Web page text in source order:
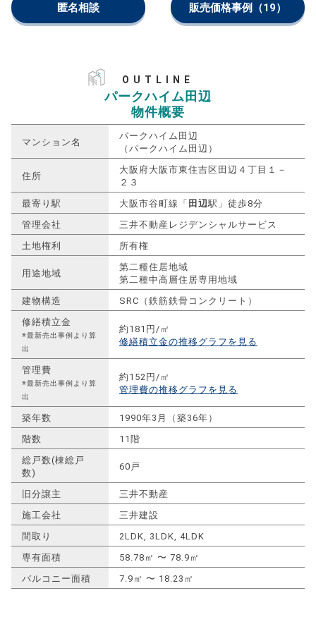
匿名相談 販売価格事例 （19）
OUTLINE
パークハイム田辺
物件概要
マンション名
パークハイム田辺
（パークハイム田辺）
住所
大阪府大阪市東住吉区田辺４丁目１－
２３
最寄り駅
大阪市谷町線「 田辺駅」徒歩8分
管理会社
三井不動産レジデンシャルサービス
土地権利
所有権
用途地域
第二種住居地域
第二種中高層住居専用地域
建物構造
SRC（鉄筋鉄骨コンクリート）
修繕積立金
※最新売出事例より算
出
約181円/㎡
修繕積立金の推移グラフを見る
管理費
※最新売出事例より算
出
約152円/㎡
管理費の推移グラフを見る
築年数
1990年3月（築36年）
階数
11階
総戸数(棟総戸
数)
60戸
旧分譲主
三井不動産
施工会社
三井建設
間取り
2LDK, 3LDK, 4LDK
専有面積
58.78㎡ 〜 78.9㎡
バルコニー面積
7.9㎡ 〜 18.23㎡